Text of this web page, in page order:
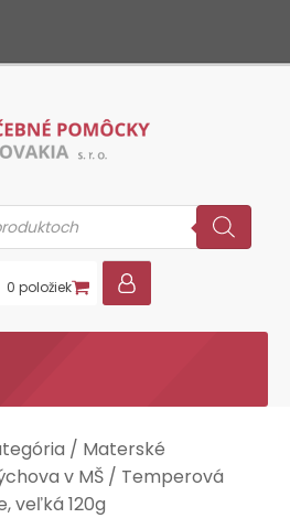
0 položiek
/ Materské
v MŠ / Temperová
veľká 120g